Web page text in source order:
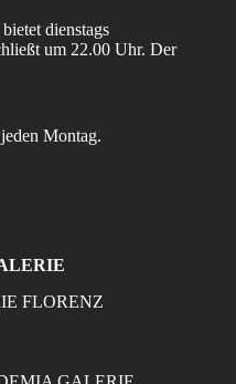
dienstags
um 22.00 Uhr. Der
Montag.
FLORENZ